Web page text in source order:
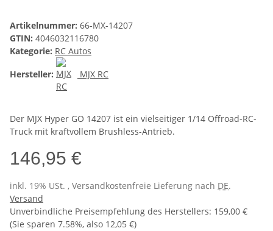
Artikelnummer: 66-MX-14207
GTIN: 4046032116780
Kategorie: RC Autos
Hersteller:
MJX RC
Der MJX Hyper GO 14207 ist ein vielseitiger 1/14 Offroad-RC-
Truck mit kraftvollem Brushless-Antrieb.
146,95 €
inkl. 19% USt. , Versandkostenfreie Lieferung nach DE.
Versand
Unverbindliche Preisempfehlung des Herstellers: 159,00 €
(Sie sparen 7.58%, also 12,05 €)